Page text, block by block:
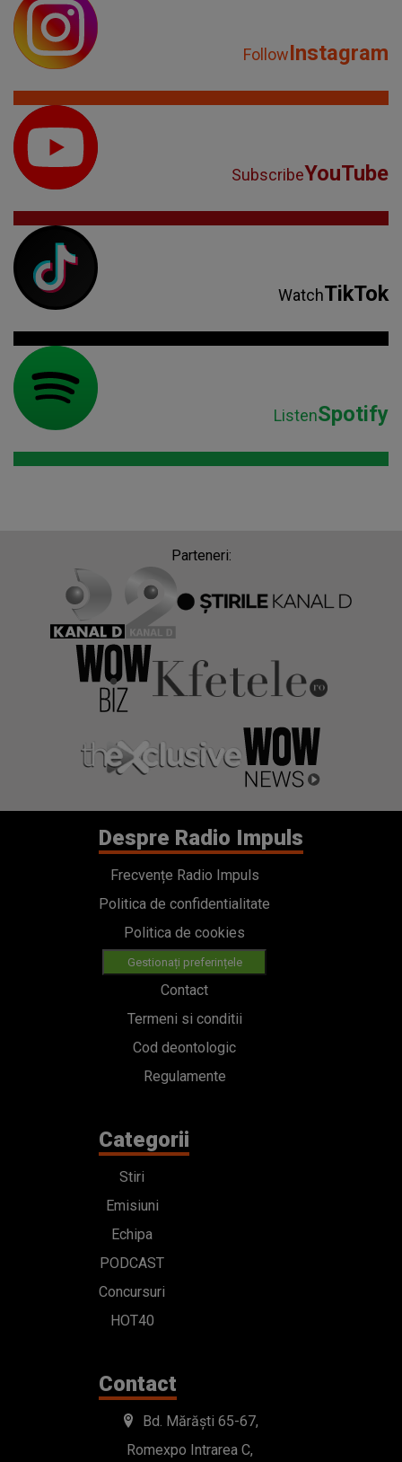
FollowInstagram
SubscribeYouTube
WatchTikTok
ListenSpotify
Parteneri:
Despre Radio Impuls
Frecvențe Radio Impuls
Politica de confidentialitate
Politica de cookies
Gestionați preferințele
Contact
Termeni si conditii
Cod deontologic
Regulamente
Categorii
Stiri
Emisiuni
Echipa
PODCAST
Concursuri
HOT40
Contact
Bd. Mărăști 65-67,
Romexpo Intrarea C,